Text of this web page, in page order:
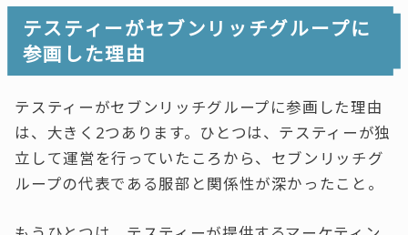
テスティーがセブンリッチグループに
参画した理由
テスティーがセブンリッチグループに参画した理由
は、大きく2つあります。ひとつは、テスティーが独
立して運営を行っていたころから、セブンリッチグ
ループの代表である服部と関係性が深かったこと。